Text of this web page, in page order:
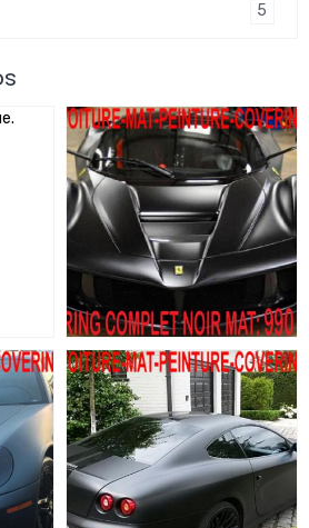
5